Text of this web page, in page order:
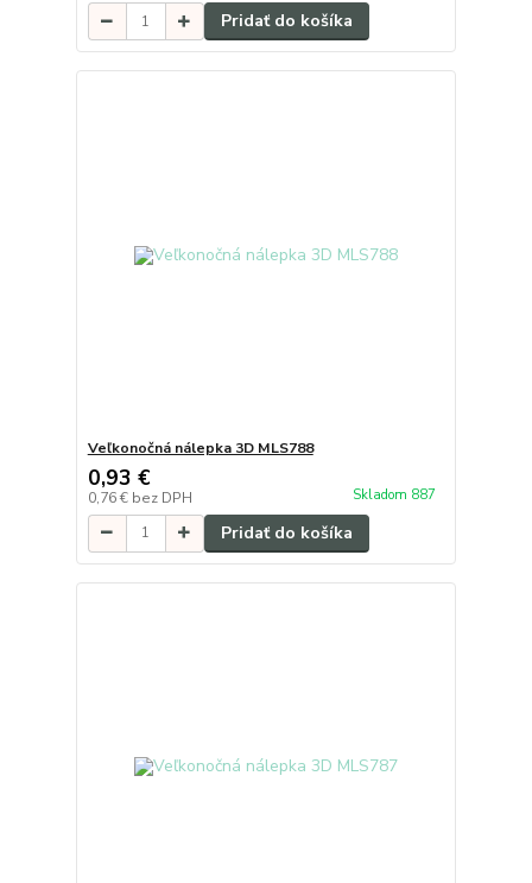
Pridať do košíka
Veľkonočná nálepka 3D MLS788
0,93 €
0,76 € bez DPH Skladom 887
Pridať do košíka